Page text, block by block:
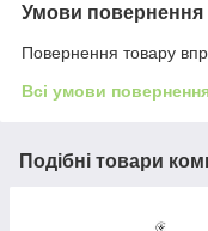
Умови повернення
Повернення товару
Всі умови
Подібні товари